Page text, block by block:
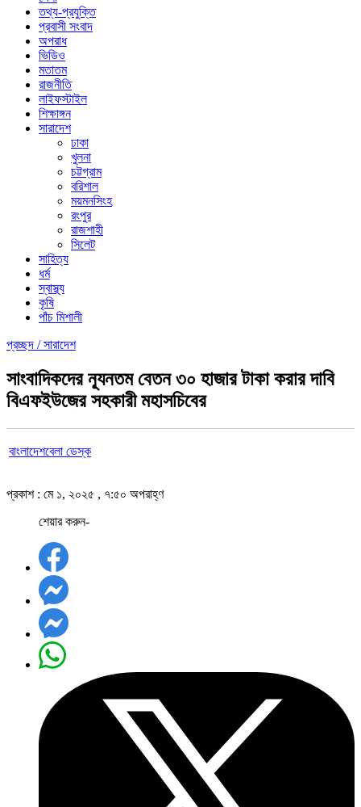
তথ্য-প্রযুক্তি
প্রবাসী সংবাদ
অপরাধ
ভিডিও
মতাতম
রাজনীতি
লাইফস্টাইল
শিক্ষাঙ্গন
সারাদেশ
ঢাকা
খুলনা
চট্টগ্রাম
বরিশাল
ময়মনসিংহ
রংপুর
রাজশাহী
সিলেট
সাহিত্য
ধর্ম
স্বাস্থ্য
কৃষি
পাঁচ মিশালী
প্রচ্ছদ /সারাদেশ
সাংবাদিকদের ন্যূনতম বেতন ৩০ হাজার টাকা করার দাবি
বিএফইউজের সহকারী মহাসচিবের
বাংলাদেশবেলা ডেস্ক
প্রকাশ : মে ১, ২০২৫ , ৭:৫০ অপরাহ্ণ
শেয়ার করুন-